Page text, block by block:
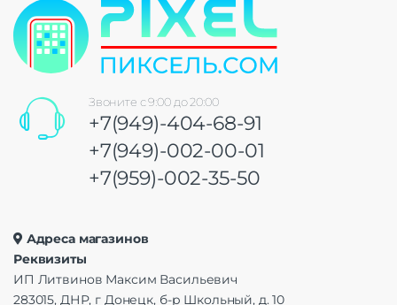
Звоните с 9:00 до 20:00
+7(949)-404-68-91
+7(949)-002-00-01
+7(959)-002-35-50
Адреса магазинов
Реквизиты
ИП Литвинов Максим Васильевич
283015, ДНР, г Донецк, б-р Школьный, д. 10